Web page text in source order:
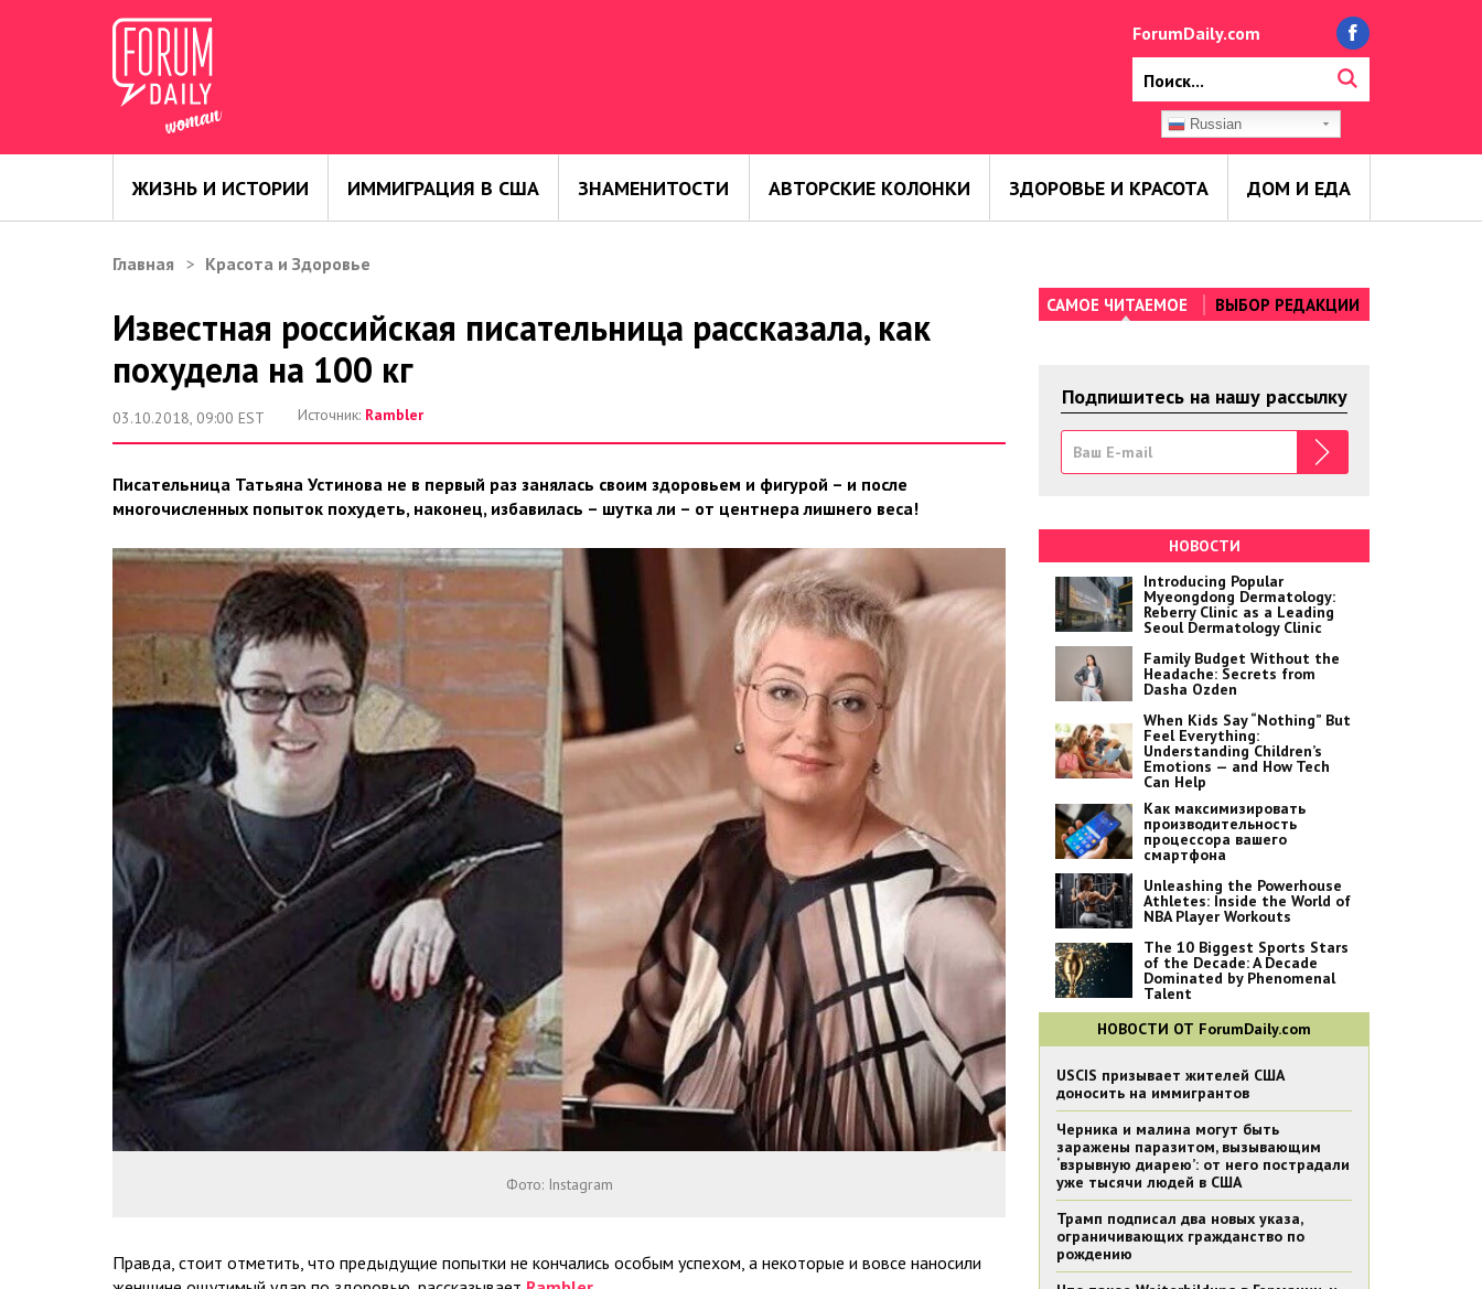
ForumDaily.com
Russian
ЖИЗНЬ И ИСТОРИИ ИММИГРАЦИЯ В США ЗНАМЕНИТОСТИ АВТОРСКИЕ КОЛОНКИ ЗДОРОВЬЕ И КРАСОТА ДОМ И ЕДА
Главная Красота и Здоровье
Известная российская писательница рассказала, как
похудела на 100 кг
03.10.2018, 09:00 EST Источник: Rambler
Писательница Татьяна Устинова не в первый раз занялась своим здоровьем и фигурой – и после
многочисленных попыток похудеть, наконец, избавилась – шутка ли – от центнера лишнего веса!
Фото: Instagram
Правда, стоит отметить, что предыдущие попытки не кончались особым успехом, а некоторые и вовсе наносили
САМОЕ ЧИТАЕМОЕ ВЫБОР РЕДАКЦИИ
Подпишитесь на нашу рассылку
НОВОСТИ
Introducing Popular
Myeongdong Dermatology:
Reberry Clinic as a Leading
Seoul Dermatology Clinic
Family Budget Without the
Headache: Secrets from
Dasha Ozden
When Kids Say “Nothing” But
Feel Everything:
Understanding Children’s
Emotions — and How Tech
Can Help
Как максимизировать
производительность
процессора вашего
смартфона
Unleashing the Powerhouse
Athletes: Inside the World of
NBA Player Workouts
The 10 Biggest Sports Stars
of the Decade: A Decade
Dominated by Phenomenal
Talent
НОВОСТИ ОТ ForumDaily.com
USCIS призывает жителей США
доносить на иммигрантов
Черника и малина могут быть
заражены паразитом, вызывающим
‘взрывную диарею’: от него пострадали
уже тысячи людей в США
Трамп подписал два новых указа,
ограничивающих гражданство по
рождению